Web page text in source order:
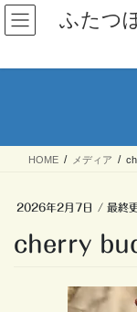
コ
ン
ン
ナ
ビ
ー
ふたつ
HOME メディア
2026年2月7日 / 最終
cherry